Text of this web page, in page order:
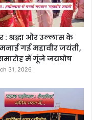
: श्रद्धा और उल्लास के
गई महावीर जयंती,
में गूंजे जयघोष
31, 2026